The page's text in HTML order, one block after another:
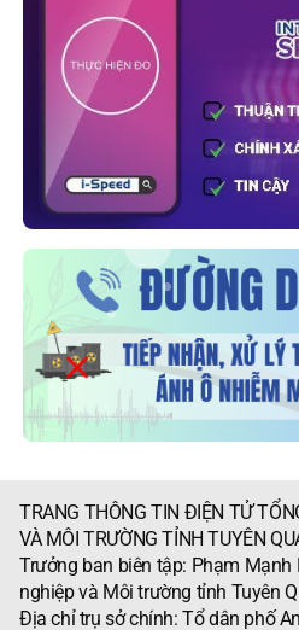
TRANG THÔNG TIN ĐIỆN TỬ
VÀ MÔI TRƯỜNG TỈNH TUYÊN
Trưởng ban biên tập: Phạm Mạnh
nghiệp và Môi trường tỉnh Tuyên
Địa chỉ trụ sở chính: Tổ dân phố